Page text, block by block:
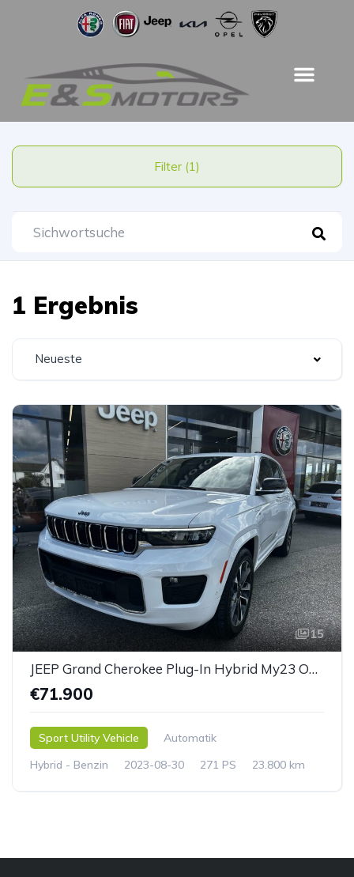
Filter (1)
1 Ergebnis
Neueste
15
JEEP Grand Cherokee Plug-In Hybrid My23 Overland 2.0 PHEV 380 Ps
€71.900
Sport Utility Vehicle
Automatik
Hybrid - Benzin
2023-08-30 271 PS 23.800 km